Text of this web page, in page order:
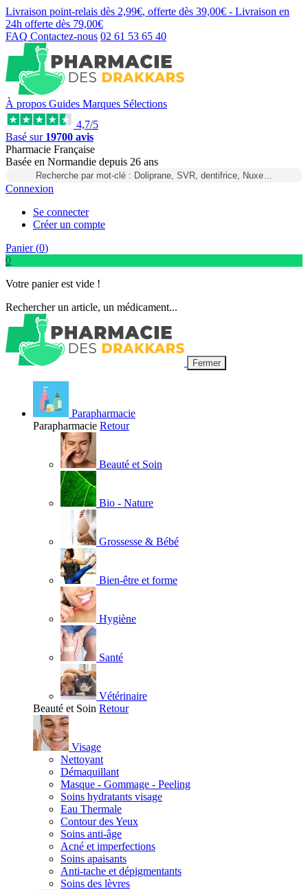
Livraison point-relais dès 2,99€, offerte dès 39,00€ - Livraison en
24h offerte dès 79,00€
FAQ Contactez-nous 02 61 53 65 40
À propos Guides Marques Sélections
4,7/5
Basé sur 19700 avis
Pharmacie Française
Basée en Normandie depuis 26 ans
Recherche par mot-clé : Doliprane, SVR, dentifrice, Nuxe…
Connexion
Se connecter
Créer un compte
Panier (0)
0
Votre panier est vide !
Rechercher un article, un médicament...
Fermer
Parapharmacie
Parapharmacie Retour
Beauté et Soin
Bio - Nature
Grossesse & Bébé
Bien-être et forme
Hygiène
Santé
Vétérinaire
Beauté et Soin Retour
Visage
Nettoyant
Démaquillant
Masque - Gommage - Peeling
Soins hydratants visage
Eau Thermale
Contour des Yeux
Soins anti-âge
Acné et imperfections
Soins apaisants
Anti-tache et dépigmentants
Soins des lèvres